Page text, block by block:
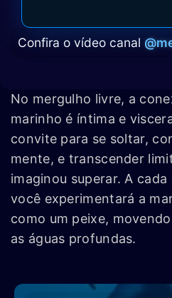
Confira o vídeo canal
No mergulho livre, a
marinho é íntima e
convite para se soltar,
mente, e transcender
imaginou superar. A
você experimentará a
como um peixe,
as águas profundas.